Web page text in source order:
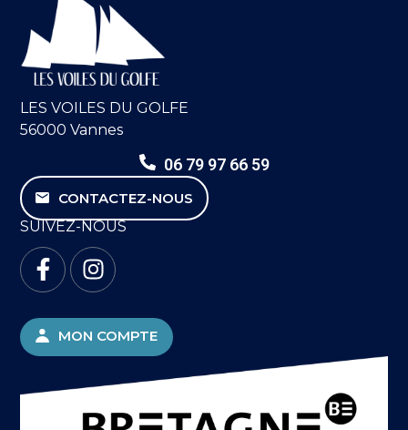
LES VOILES DU GOLFE
56000 Vannes
06 79 97 66 59
CONTACTEZ-NOUS
SUIVEZ-NOUS
MON COMPTE